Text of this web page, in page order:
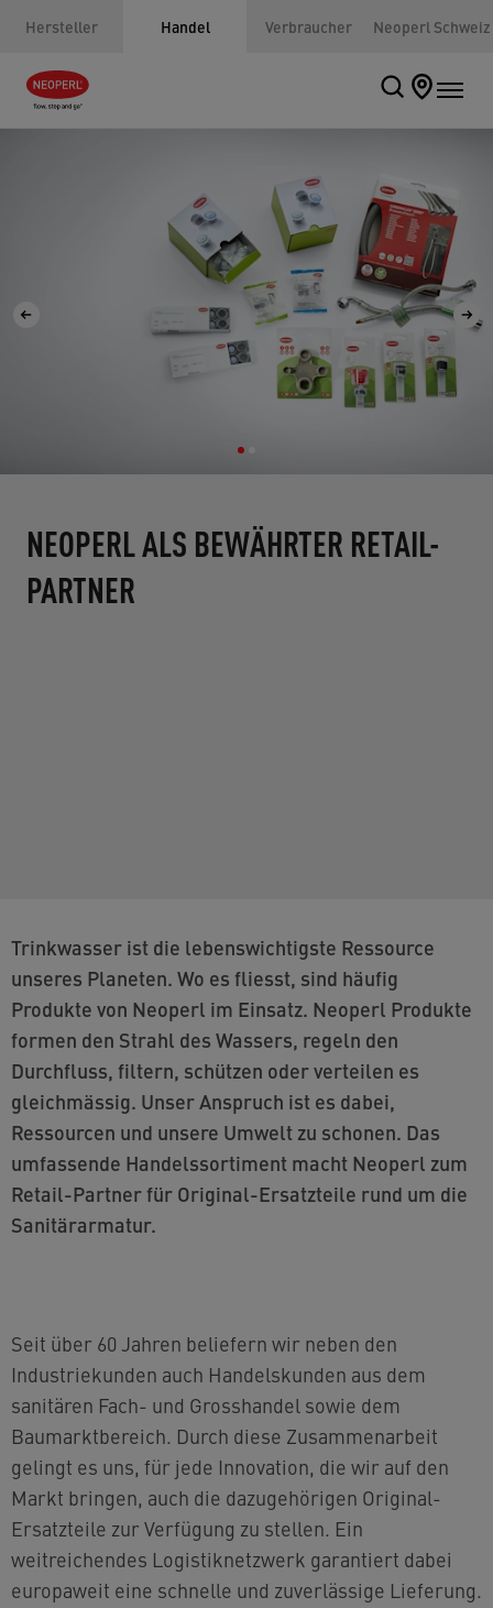
Hersteller Handel Verbraucher Neoperl Schweiz
NEOPERL ALS BEWÄHRTER RETAIL-
PARTNER
Trinkwasser ist die lebenswichtigste Ressource
unseres Planeten. Wo es fliesst, sind häufig
Produkte von Neoperl im Einsatz. Neoperl Produkte
formen den Strahl des Wassers, regeln den
Durchfluss, filtern, schützen oder verteilen es
gleichmässig. Unser Anspruch ist es dabei,
Ressourcen und unsere Umwelt zu schonen. Das
umfassende Handelssortiment macht Neoperl zum
Retail-Partner für Original-Ersatzteile rund um die
Sanitärarmatur.
Seit über 60 Jahren beliefern wir neben den
Industriekunden auch Handelskunden aus dem
sanitären Fach- und Grosshandel sowie dem
Baumarktbereich. Durch diese Zusammenarbeit
gelingt es uns, für jede Innovation, die wir auf den
Markt bringen, auch die dazugehörigen Original-
Ersatzteile zur Verfügung zu stellen. Ein
weitreichendes Logistiknetzwerk garantiert dabei
europaweit eine schnelle und zuverlässige Lieferung.